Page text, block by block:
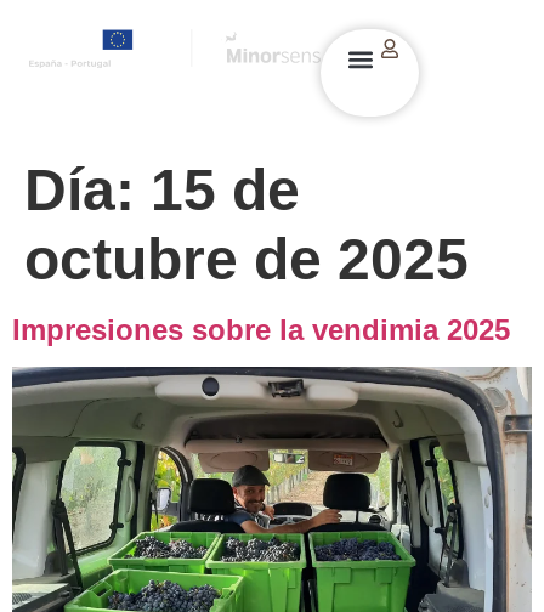
Día: 15 de
octubre de 2025
Impresiones sobre la vendimia 2025